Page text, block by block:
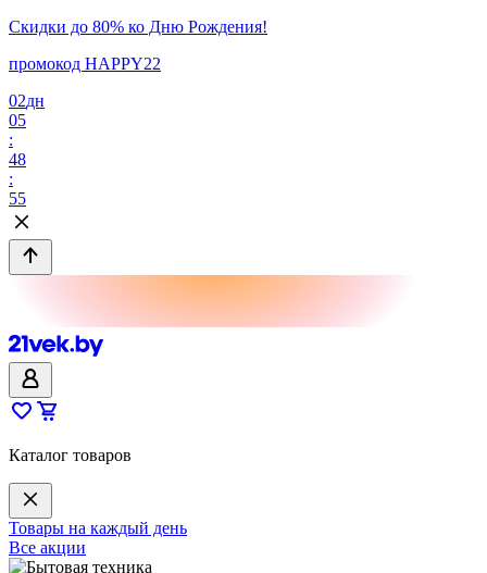
Скидки до 80% ко Дню Рождения!
промокод HAPPY22
02дн
05
:
48
:
55
Каталог товаров
Товары на каждый день
Все акции